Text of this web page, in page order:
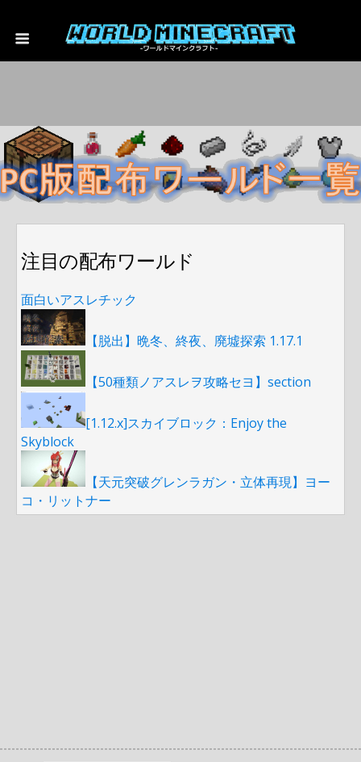
注目の配布ワールド
面白いアスレチック
【脱出】晩冬、終夜、廃墟探索 1.17.1
【50種類ノアスレヲ攻略セヨ】section
[1.12.x]スカイブロック：Enjoy the
Skyblock
【天元突破グレンラガン・立体再現】ヨー
コ・リットナー